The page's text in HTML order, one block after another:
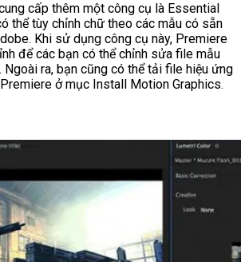
cấp thêm một công cụ là Essential
thể tùy chỉnh chữ theo các mẫu có sẵn
Khi sử dụng công cụ này, Premiere
để các bạn có thể chỉnh sửa file mẫu
Ngoài ra, bạn cũng có thể tải file hiệu ứng
ở mục Install Motion Graphics.